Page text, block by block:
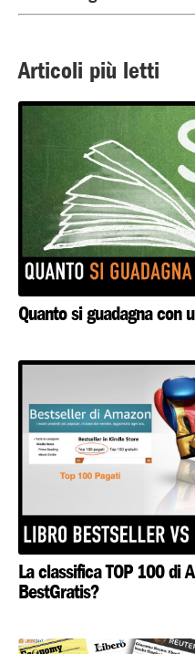
Articoli più letti
Quanto si guadagna con
La classifica TOP 100 di
BestGratis?